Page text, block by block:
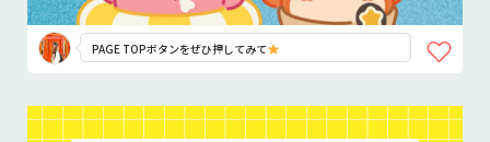
PAGE TOPボタンをぜひ押してみて